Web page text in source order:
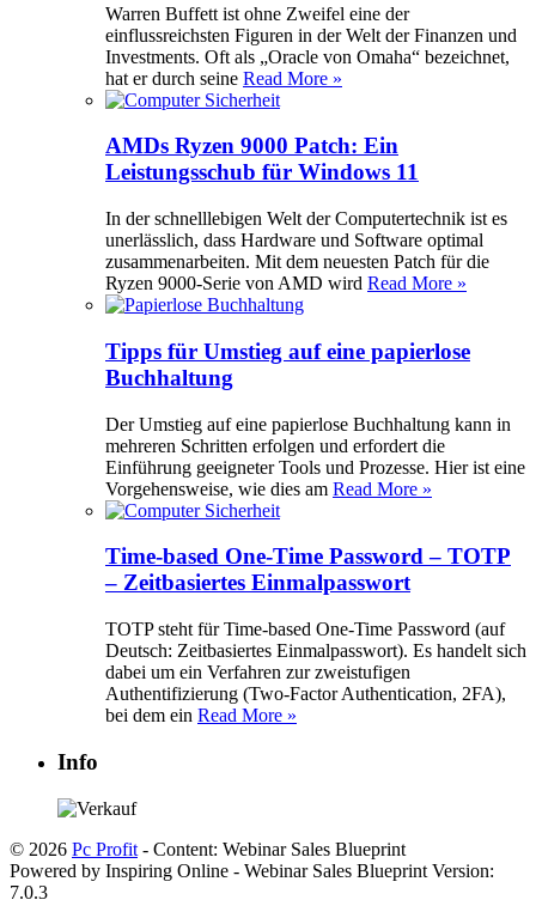
Warren Buffett ist ohne Zweifel eine der
einflussreichsten Figuren in der Welt der Finanzen und
Investments. Oft als „Oracle von Omaha“ bezeichnet,
hat er durch seine Read More »
AMDs Ryzen 9000 Patch: Ein
Leistungsschub für Windows 11
In der schnelllebigen Welt der Computertechnik ist es
unerlässlich, dass Hardware und Software optimal
zusammenarbeiten. Mit dem neuesten Patch für die
Ryzen 9000-Serie von AMD wird Read More »
Tipps für Umstieg auf eine papierlose
Buchhaltung
Der Umstieg auf eine papierlose Buchhaltung kann in
mehreren Schritten erfolgen und erfordert die
Einführung geeigneter Tools und Prozesse. Hier ist eine
Vorgehensweise, wie dies am Read More »
Time-based One-Time Password – TOTP
– Zeitbasiertes Einmalpasswort
TOTP steht für Time-based One-Time Password (auf
Deutsch: Zeitbasiertes Einmalpasswort). Es handelt sich
dabei um ein Verfahren zur zweistufigen
Authentifizierung (Two-Factor Authentication, 2FA),
bei dem ein Read More »
Info
© 2026 Pc Profit - Content: Webinar Sales Blueprint
Powered by Inspiring Online - Webinar Sales Blueprint Version:
7.0.3